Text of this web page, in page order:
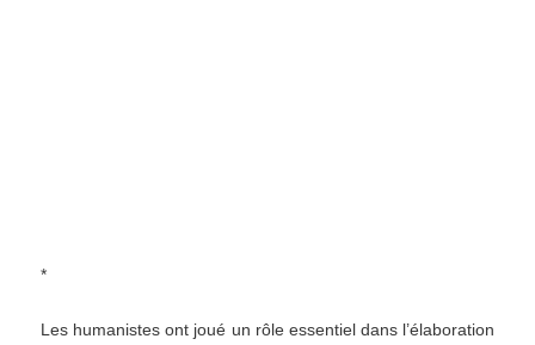
*
Les humanistes ont joué un rôle essentiel dans l’élaboration